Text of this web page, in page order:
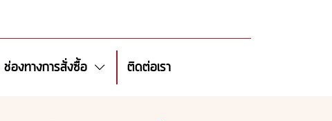
ช่องทางการสั่งซื้อ ติดต่อเรา